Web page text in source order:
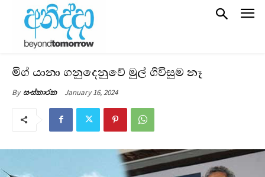
මිග් යානා ගනුදෙනුවේ මුල් ගිවිසුම නෑ
By සංස්කාරක January 16, 2024